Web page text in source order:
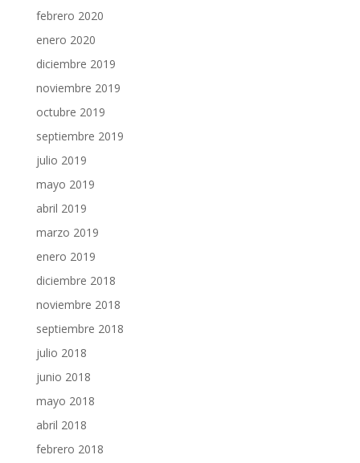
febrero 2020
enero 2020
diciembre 2019
noviembre 2019
octubre 2019
septiembre 2019
julio 2019
mayo 2019
abril 2019
marzo 2019
enero 2019
diciembre 2018
noviembre 2018
septiembre 2018
julio 2018
junio 2018
mayo 2018
abril 2018
febrero 2018